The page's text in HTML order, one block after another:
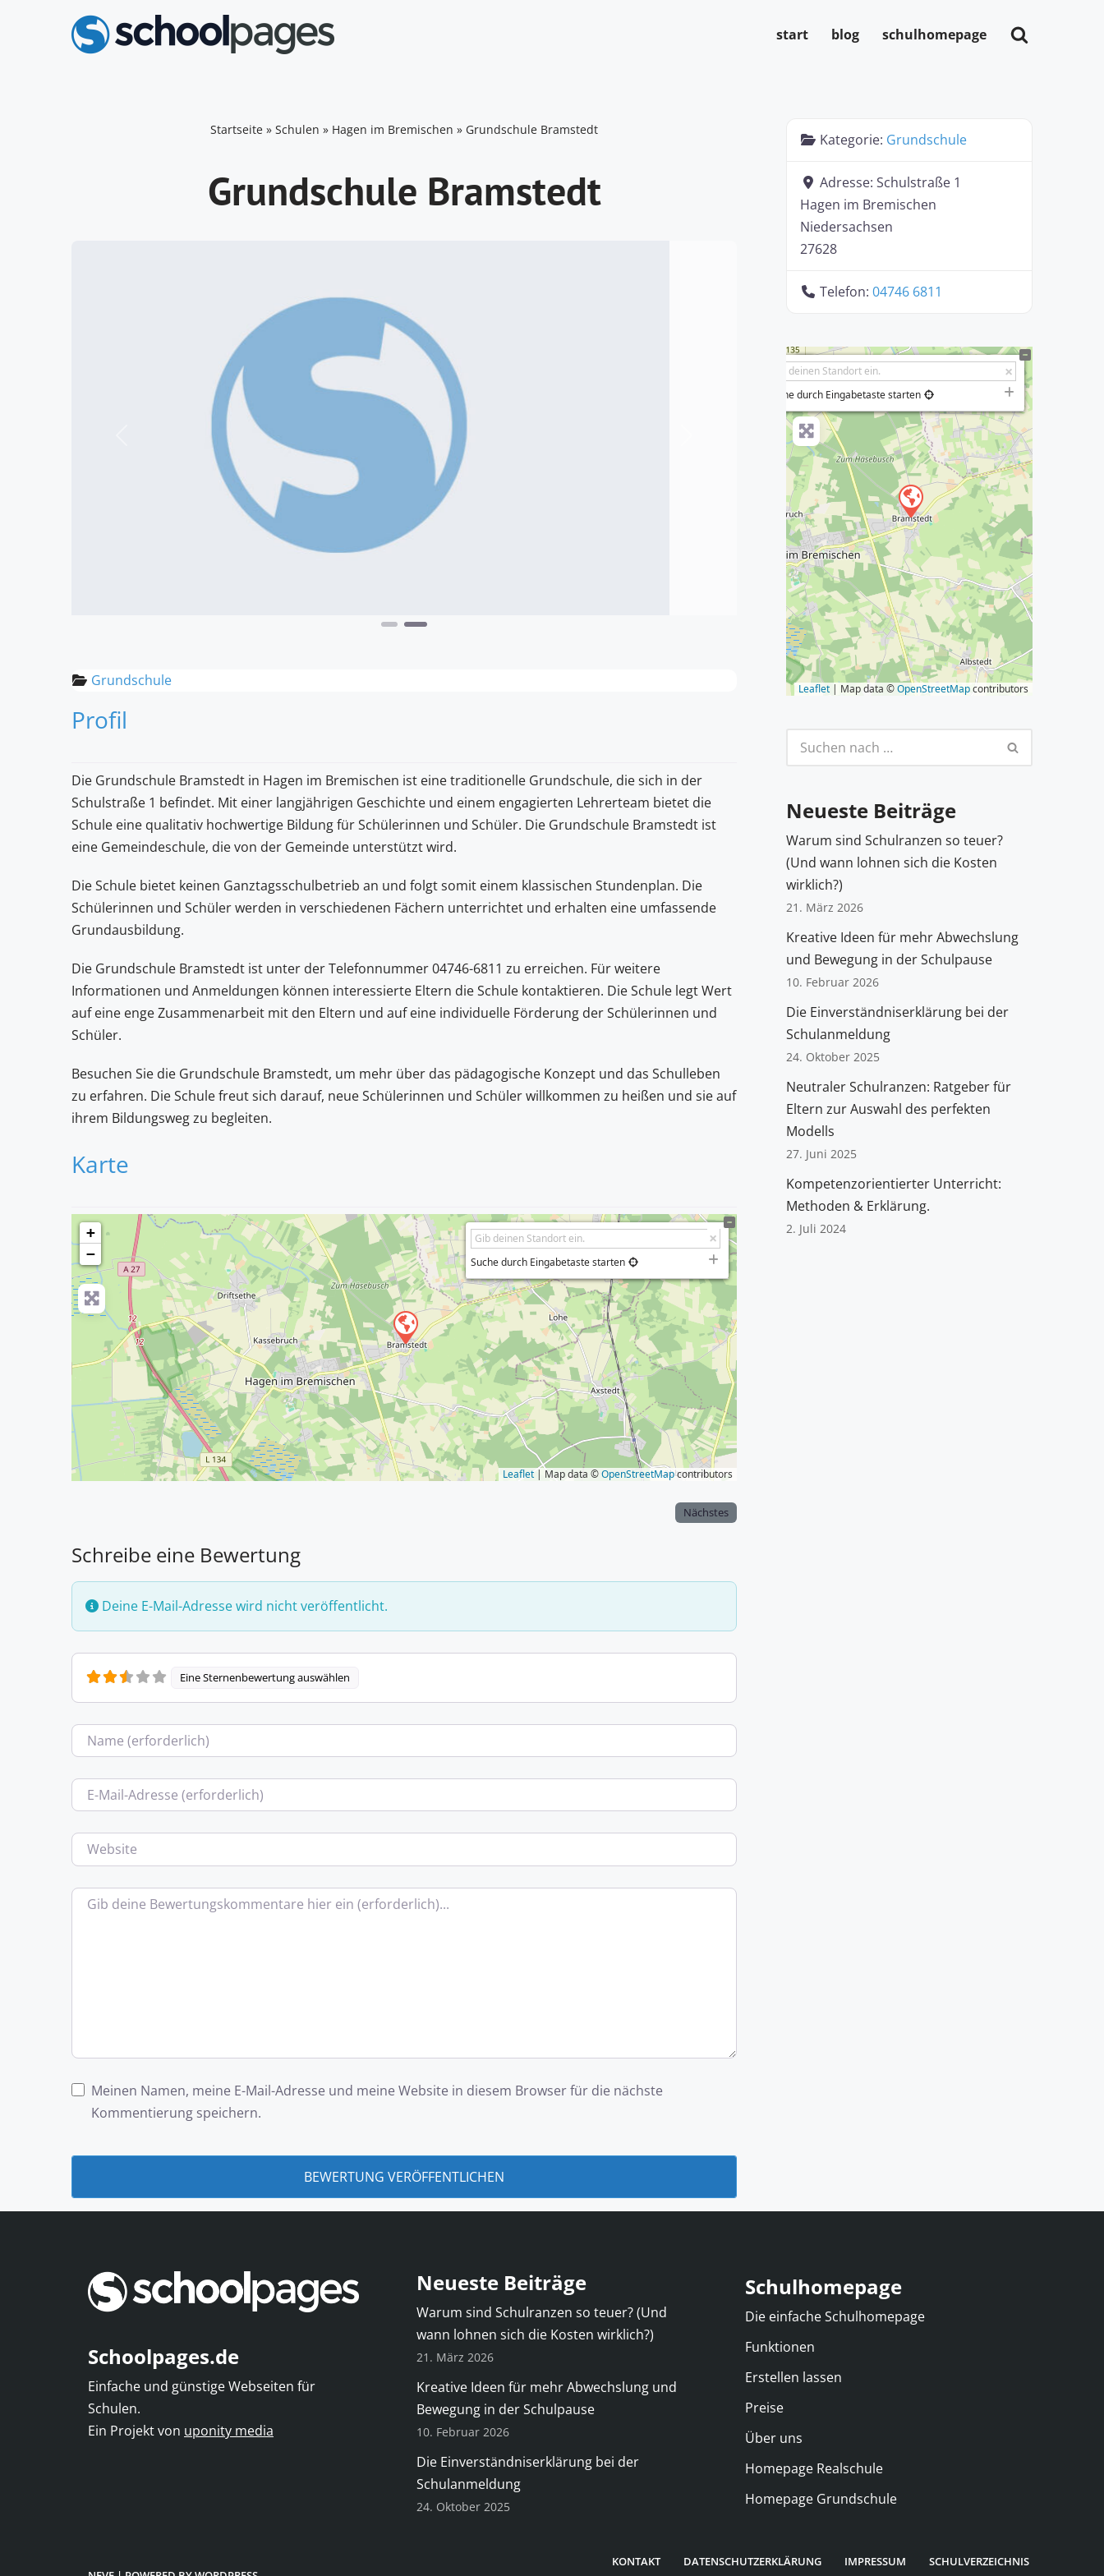
start blog schulhomepage
Startseite » Schulen » Hagen im Bremischen » Grundschule Bramstedt
Grundschule Bramstedt
Grundschule
Profil
Die Grundschule Bramstedt in Hagen im Bremischen ist eine traditionelle Grundschule, die sich in der
Schulstraße 1 befindet. Mit einer langjährigen Geschichte und einem engagierten Lehrerteam bietet die
Schule eine qualitativ hochwertige Bildung für Schülerinnen und Schüler. Die Grundschule Bramstedt ist
eine Gemeindeschule, die von der Gemeinde unterstützt wird.
Die Schule bietet keinen Ganztagsschulbetrieb an und folgt somit einem klassischen Stundenplan. Die
Schülerinnen und Schüler werden in verschiedenen Fächern unterrichtet und erhalten eine umfassende
Grundausbildung.
Die Grundschule Bramstedt ist unter der Telefonnummer 04746-6811 zu erreichen. Für weitere
Informationen und Anmeldungen können interessierte Eltern die Schule kontaktieren. Die Schule legt Wert
auf eine enge Zusammenarbeit mit den Eltern und auf eine individuelle Förderung der Schülerinnen und
Schüler.
Besuchen Sie die Grundschule Bramstedt, um mehr über das pädagogische Konzept und das Schulleben
zu erfahren. Die Schule freut sich darauf, neue Schülerinnen und Schüler willkommen zu heißen und sie auf
ihrem Bildungsweg zu begleiten.
Karte
+
−
Suche durch Eingabetaste starten
Leaflet| Map data ©OpenStreetMapcontributors
Nächstes
Schreibe eine Bewertung
Deine E-Mail-Adresse wird nicht veröffentlicht.
Eine Sternenbewertung auswählen
Name
E-Mail
Website
Bewertungstext
Meinen Namen, meine E-Mail-Adresse und meine Website in diesem Browser für die nächste
Kommentierung speichern.
Kategorie: Grundschule
Adresse: Schulstraße 1
Hagen im Bremischen
Niedersachsen
27628
Telefon: 04746 6811
+
−
Suche durch Eingabetaste starten
Leaflet | Map data ©OpenStreetMapcontributors
Neueste Beiträge
Warum sind Schulranzen so teuer?
(Und wann lohnen sich die Kosten
wirklich?)
21. März 2026
Kreative Ideen für mehr Abwechslung
und Bewegung in der Schulpause
10. Februar 2026
Die Einverständniserklärung bei der
Schulanmeldung
24. Oktober 2025
Neutraler Schulranzen: Ratgeber für
Eltern zur Auswahl des perfekten
Modells
27. Juni 2025
Kompetenzorientierter Unterricht:
Methoden & Erklärung.
2. Juli 2024
Schoolpages.de
Einfache und günstige Webseiten für
Schulen.
Ein Projekt von uponity media
Neueste Beiträge
Warum sind Schulranzen so teuer? (Und
wann lohnen sich die Kosten wirklich?)
21. März 2026
Kreative Ideen für mehr Abwechslung und
Bewegung in der Schulpause
10. Februar 2026
Die Einverständniserklärung bei der
Schulanmeldung
24. Oktober 2025
Schulhomepage
Die einfache Schulhomepage
Funktionen
Erstellen lassen
Preise
Über uns
Homepage Realschule
Homepage Grundschule
KONTAKT DATENSCHUTZERKLÄRUNG IMPRESSUM SCHULVERZEICHNIS